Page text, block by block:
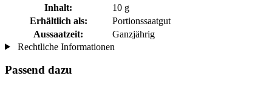
Inhalt:
10 g
Erhältlich als:
Portionssaatgut
Aussaatzeit:
Ganzjährig
Rechtliche Informationen
Passend dazu